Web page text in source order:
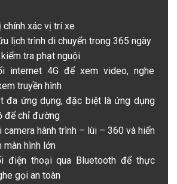
chính xác vị trí xe
lịch trình di chuyển trong 365 ngày
tra phạt nguội
internet 4G để xem video, nghe
truyền hình
đa ứng dụng, đặc biệt là ứng dụng
để chỉ đường
camera hành trình – lùi – 360 và hiển
màn hình lớn
điện thoại qua Bluetooth để thực
gọi an toàn